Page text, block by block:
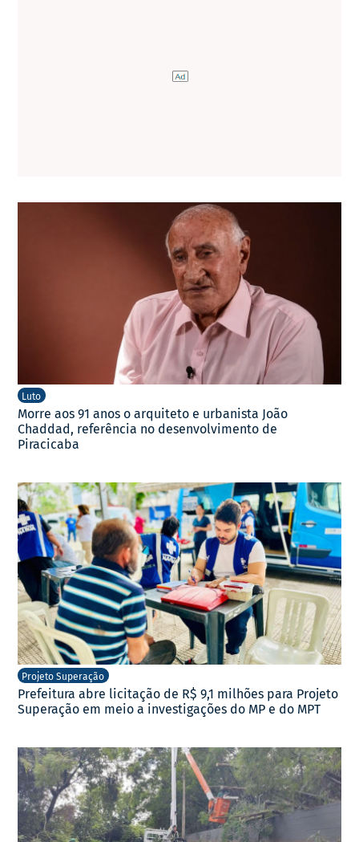
Luto
Morre aos 91 anos o arquiteto e urbanista João
Chaddad, referência no desenvolvimento de
Piracicaba
Projeto Superação
Prefeitura abre licitação de R$ 9,1 milhões para Projeto
Superação em meio a investigações do MP e do MPT